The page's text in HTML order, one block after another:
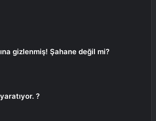
gizlenmiş! Şahane değil mi?
?